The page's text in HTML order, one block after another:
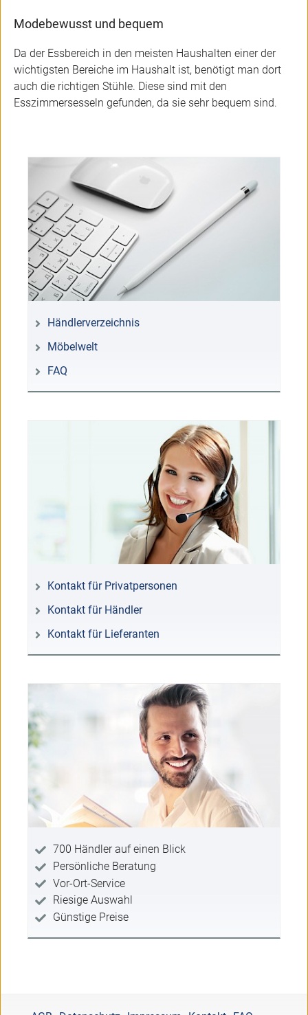
Modebewusst und bequem
Da der Essbereich in den meisten Haushalten einer der
wichtigsten Bereiche im Haushalt ist, benötigt man dort
auch die richtigen Stühle. Diese sind mit den
Esszimmersesseln gefunden, da sie sehr bequem sind.
Händlerverzeichnis
Möbelwelt
FAQ
Kontakt für Privatpersonen
Kontakt für Händler
Kontakt für Lieferanten
700 Händler auf einen Blick
Persönliche Beratung
Vor-Ort-Service
Riesige Auswahl
Günstige Preise